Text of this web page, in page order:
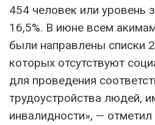
454 человек или уровень
16,5%. В июне всем
были направлены списки
которых отсутствуют
для проведения
трудоустройства людей,
инвалидности», —